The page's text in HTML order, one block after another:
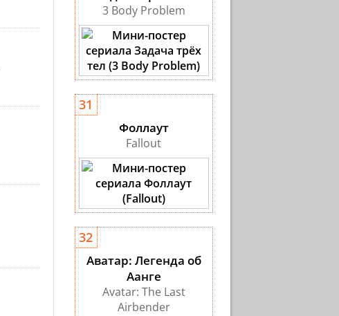
3 Body Problem
31
Фоллаут
Fallout
32
Аватар: Легенда об
Аанге
Avatar: The Last
Airbender